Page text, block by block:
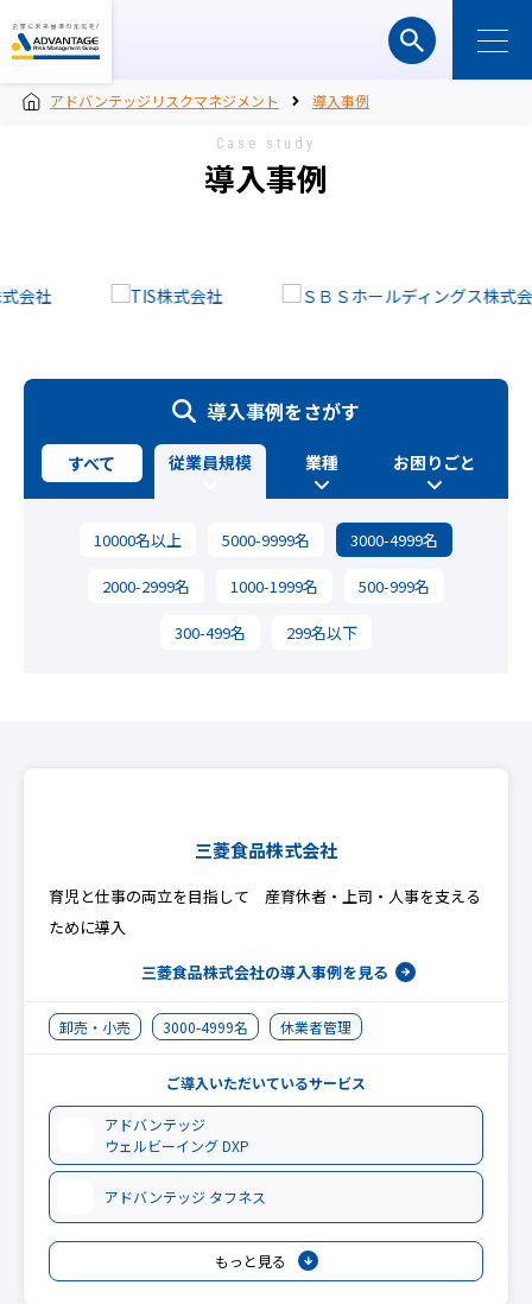
アドバンテッジリスクマネジメント 導入事例
Case study
導入事例
導入事例をさがす
すべて 従業員規模 業種 お困りごと
10000名以上 5000-9999名 3000-4999名
2000-2999名 1000-1999名 500-999名
300-499名 299名以下
三菱食品株式会社
育児と仕事の両立を目指して 産育休者・上司・人事を支える
ために導入
三菱食品株式会社の導入事例を見る
卸売・小売 3000-4999名 休業者管理
ご導入いただいているサービス
アドバンテッジ
ウェルビーイング DXP
アドバンテッジ タフネス
もっと見る